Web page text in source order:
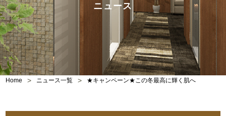
ニュース
Home > ニュース一覧 > ★キャンペーン★この冬最高に輝く肌へ